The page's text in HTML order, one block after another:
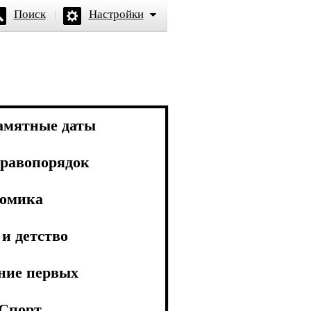
Поиск Настройки
даты
детство
первых